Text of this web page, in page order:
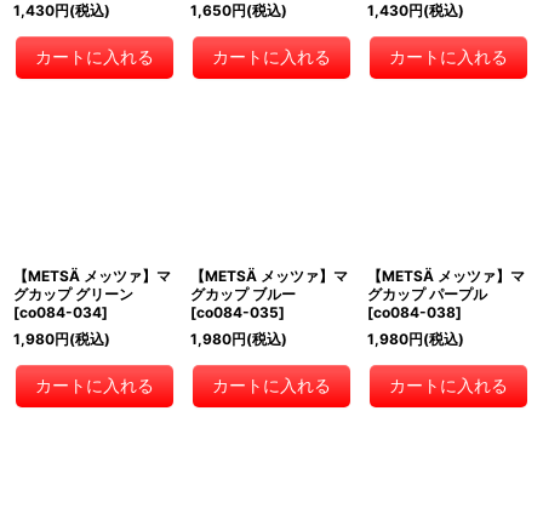
1,430円(税込)
カートに入れる
1,650円(税込)
カートに入れる
1,430円(税込)
カートに入れる
【METSÄ メッツァ】マ
グカップ グリーン
[co084-034]
1,980円(税込)
カートに入れる
【METSÄ メッツァ】マ
グカップ ブルー
[co084-035]
1,980円(税込)
カートに入れる
【METSÄ メッツァ】マ
グカップ パープル
[co084-038]
1,980円(税込)
カートに入れる